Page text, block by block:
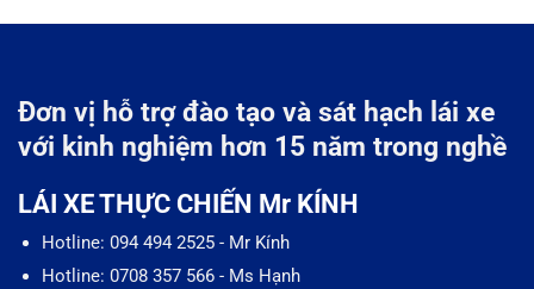
Đơn vị hỗ trợ đào tạo và sát hạch lái xe
với kinh nghiệm hơn 15 năm trong nghề
LÁI XE THỰC CHIẾN Mr KÍNH
Hotline: 094 494 2525 - Mr Kính
Hotline: 0708 357 566 - Ms Hạnh